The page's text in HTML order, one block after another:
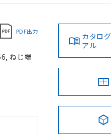
PDF出力
ねじ端
カタロ
アル